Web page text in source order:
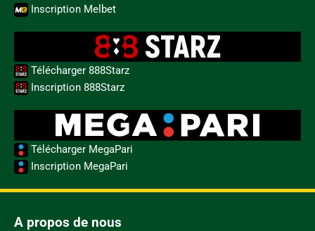
Inscription Melbet
Télécharger 888Starz
Inscription 888Starz
Télécharger MegaPari
Inscription MegaPari
A propos de nous